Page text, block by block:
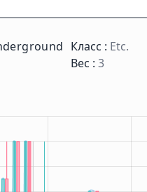
Класс : Etc.
Вес : 3